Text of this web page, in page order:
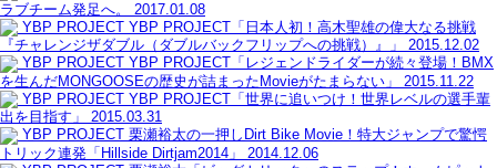
ラブチーム発足へ。
2017.01.08
YBP PROJECT YBP PROJECT「日本人初！高木聖雄の偉大なる挑戦
『チャレンジザダブル（ダブルバックフリップへの挑戦）』」
2015.12.02
YBP PROJECT YBP PROJECT「レジェンドライダーが続々登場！BMX
を生んだMONGOOSEの歴史が詰まったMovieがたまらない」
2015.11.22
YBP PROJECT YBP PROJECT「世界に追いつけ！世界レベルの選手輩
出を目指す」
2015.03.31
YBP PROJECT 栗瀬裕太の一押しDirt Bike Movie！特大ジャンプで驚愕
トリック連発「Hillside Dirtjam2014」
2014.12.06